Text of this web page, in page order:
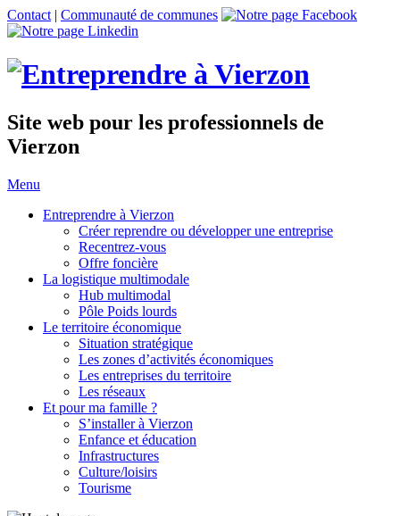
Contact | Communauté de communes
Site web pour les professionnels de
Vierzon
Menu
Entreprendre à Vierzon
Créer reprendre ou développer une entreprise
Recentrez-vous
Offre foncière
La logistique multimodale
Hub multimodal
Pôle Poids lourds
Le territoire économique
Situation stratégique
Les zones d’activités économiques
Les entreprises du territoire
Les réseaux
Et pour ma famille ?
S’installer à Vierzon
Enfance et éducation
Infrastructures
Culture/loisirs
Tourisme